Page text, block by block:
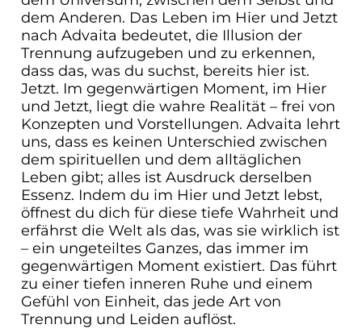
dem Anderen. Das Leben im Hier und Jetzt
nach Advaita bedeutet, die Illusion der
Trennung aufzugeben und zu erkennen,
dass das, was du suchst, bereits hier ist.
Jetzt. Im gegenwärtigen Moment, im Hier
und Jetzt, liegt die wahre Realität – frei von
Konzepten und Vorstellungen. Advaita lehrt
uns, dass es keinen Unterschied zwischen
dem spirituellen und dem alltäglichen
Leben gibt; alles ist Ausdruck derselben
Essenz. Indem du im Hier und Jetzt lebst,
öffnest du dich für diese tiefe Wahrheit und
erfährst die Welt als das, was sie wirklich ist
– ein ungeteiltes Ganzes, das immer im
gegenwärtigen Moment existiert. Das führt
zu einer tiefen inneren Ruhe und einem
Gefühl von Einheit, das jede Art von
Trennung und Leiden auflöst.